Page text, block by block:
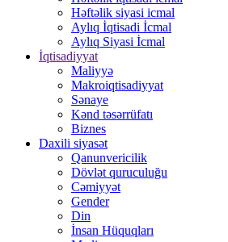
Həftəlik siyasi icmal
Aylıq İqtisadi İcmal
Aylıq Siyasi İcmal
İqtisadiyyat
Maliyyə
Makroiqtisadiyyat
Sənaye
Kənd təsərrüfatı
Biznes
Daxili siyasət
Qanunvericilik
Dövlət quruculuğu
Cəmiyyət
Gender
Din
İnsan Hüquqları